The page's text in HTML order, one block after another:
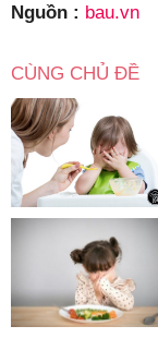
Nguồn : bau.vn
CÙNG CHỦ ĐỀ